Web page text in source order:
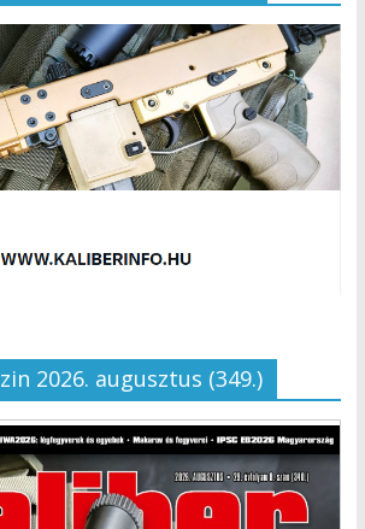
2026. augusztus (349.)